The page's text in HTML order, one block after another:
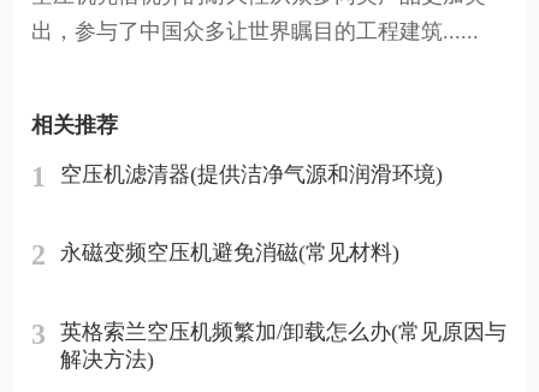
出，参与了中国众多让世界瞩目的工程建筑......
相关推荐
1 空压机滤清器(提供洁净气源和润滑环境)
2 永磁变频空压机避免消磁(常见材料)
3
英格索兰空压机频繁加/卸载怎么办(常见原因与
解决方法)